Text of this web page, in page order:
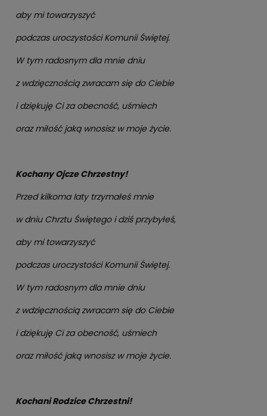
aby mi towarzyszyć
podczas uroczystości Komunii Świętej.
W tym radosnym dla mnie dniu
z wdzięcznością zwracam się do Ciebie
i dziękuję Ci za obecność, uśmiech
oraz miłość jaką wnosisz w moje życie.
Kochany Ojcze Chrzestny!
Przed kilkoma laty trzymałeś mnie
w dniu Chrztu Świętego i dziś przybyłeś,
aby mi towarzyszyć
podczas uroczystości Komunii Świętej.
W tym radosnym dla mnie dniu
z wdzięcznością zwracam się do Ciebie
i dziękuję Ci za obecność, uśmiech
oraz miłość jaką wnosisz w moje życie.
Kochani Rodzice Chrzestni!